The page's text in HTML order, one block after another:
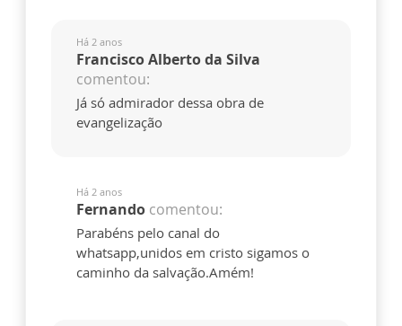
Há 2 anos
Francisco Alberto da Silva
comentou:
Já só admirador dessa obra de
evangelização
Há 2 anos
Fernando comentou:
Parabéns pelo canal do
whatsapp,unidos em cristo sigamos o
caminho da salvação.Amém!